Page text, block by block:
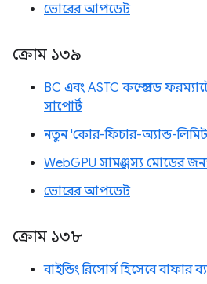
ভোরের আপডেট
ক্রোম ১৩৯
BC এবং ASTC কম্প্রেসড
সাপোর্ট
নতুন 'কোর-ফিচার-অ্যান্ড-
WebGPU সামঞ্জস্য মোডের
ভোরের আপডেট
ক্রোম ১৩৮
বাইন্ডিং রিসোর্স হিসেবে বাফার